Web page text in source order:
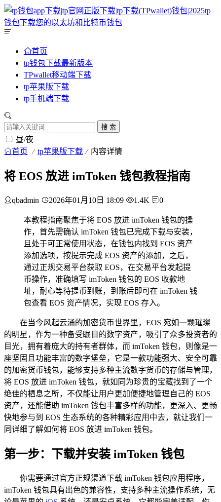
首页
tp钱包下载最新版本
TPwallet移动端下载
tp苹果版下载
tp手机端下载
搜 索
昼/夜
首页 tp苹果版下载 内容详情
将 EOS 放进 imToken 钱包教程指南
qbadmin 2026年01月10日 18:09 1.4K 0
本教程指南聚焦于将 EOS 放进 imToken 钱包的操
作，首先需确认 imToken 钱包已完成下载与安装，
且处于可正常使用状态，在钱包内找到 EOS 资产
添加选项，按提示完成 EOS 资产的添加，之后，
通过正规交易平台获取 EOS，在交易平台发起提
币操作，准确填写 imToken 钱包的 EOS 收款地
址，耐心等待提币到账，到账后即可在 imToken 钱
包查看 EOS 资产情况，实现 EOS 存入。
在当今风起云涌的加密货币世界里，EOS 宛如一颗璀璨
的明星，作为一种备受瞩目的数字资产，吸引了众多投资者的
目光，拥有着庞大的持有者群体，而 imToken 钱包，则像是一
座坚固且功能丰富的数字堡垒，它是一款功能强大、安全可靠
的加密货币钱包，能够支持多种主流数字货币的存储与管理，
将 EOS 放进 imToken 钱包，就如同为珍贵的宝藏找到了一个
绝佳的栖息之所，不仅能让用户更加便捷地管理自己的 EOS
资产，还能借助 imToken 钱包丰富多样的功能，更深入、更畅
快地参与到 EOS 生态系统的各种精彩应用中去，就让我们一
同详细了解如何将 EOS 放进 imToken 钱包。
第一步：下载并安装 imToken 钱包
你需要通过官方正规渠道下载 imToken 钱包应用程序，
imToken 钱包具有出色的兼容性，支持多种主流操作系统，无